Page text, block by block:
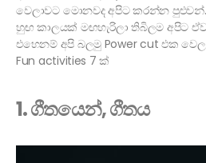
වෙලාවට මොනවද අපිට කරන්න පුළුවන්.
හුඟ කාලයක් මඟහැරිලා තිබිලම අපිට
එහෙනම් අපි බලමු Power cut එක
Fun activities 7 ක්
1. ගීතයෙන්, ගීතය